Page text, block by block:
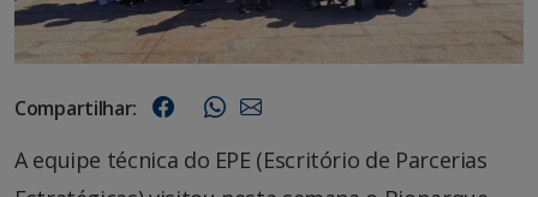
Compartilhar:
A equipe técnica do EPE (Escritório de Parcerias